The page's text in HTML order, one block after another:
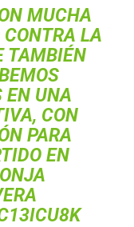
MUCHA
LA
TAMBIÉN
EN UNA
CON
PARA
EN